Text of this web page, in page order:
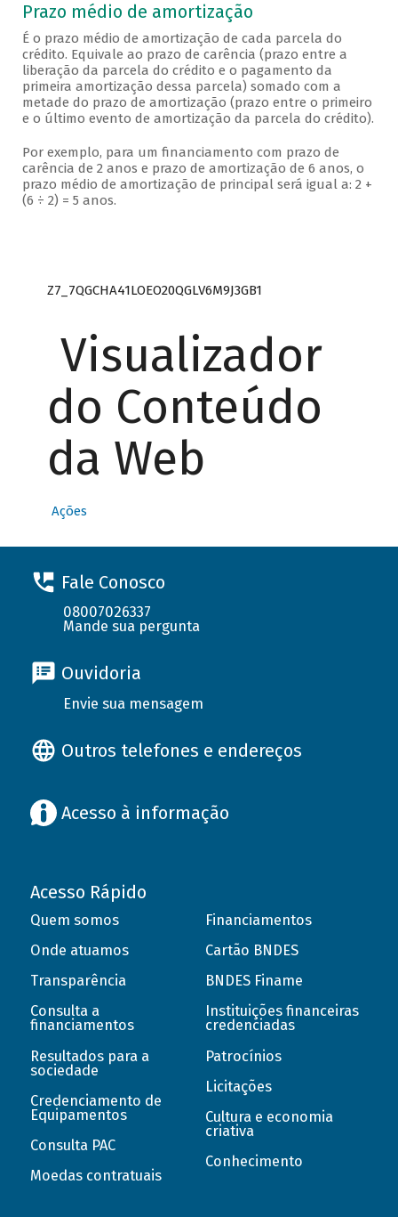
Prazo médio de amortização
É o prazo médio de amortização de cada parcela do
crédito. Equivale ao prazo de carência (prazo entre a
liberação da parcela do crédito e o pagamento da
primeira amortização dessa parcela) somado com a
metade do prazo de amortização (prazo entre o primeiro
e o último evento de amortização da parcela do crédito).
Por exemplo, para um financiamento com prazo de
carência de 2 anos e prazo de amortização de 6 anos, o
prazo médio de amortização de principal será igual a: 2 +
(6 ÷ 2) = 5 anos.
Z7_7QGCHA41LOEO20QGLV6M9J3GB1
Visualizador
do Conteúdo
da Web
Ações
Fale Conosco
08007026337
Mande sua pergunta
Ouvidoria
Envie sua mensagem
Outros telefones e endereços
Acesso à informação
Acesso Rápido
Quem somos
Onde atuamos
Transparência
Consulta a
financiamentos
Resultados para a
sociedade
Credenciamento de
Equipamentos
Consulta PAC
Moedas contratuais
Financiamentos
Cartão BNDES
BNDES Finame
Instituições financeiras
credenciadas
Patrocínios
Licitações
Cultura e economia
criativa
Conhecimento